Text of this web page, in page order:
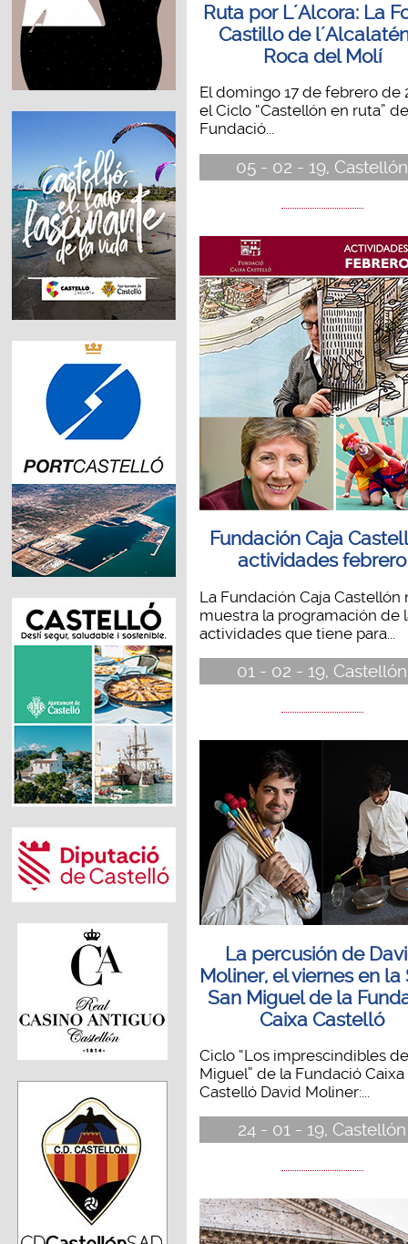
Ruta por L´Alcora: La
Castillo de
Roca del Molí
El domingo 17 de febrero de
el Ciclo “Castellón en ruta”
Fundació...
05 - 02 - 19, Castellón
Fundación Caja
actividades febrero
La Fundación Caja Castellón
muestra la programación de
actividades que tiene para...
01 - 02 - 19, Castellón
La percusión de
Moliner, el viernes en la
San Miguel de la
Caixa Castelló
Ciclo “Los imprescindibles
Miguel” de la Fundació Caixa
Castelló David Moliner:...
24 - 01 - 19, Castellón